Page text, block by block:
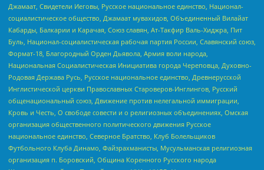
Джамаат, Свидетели Иеговы, Русское национальное единство, Национал-
социалистическое общество, Джамаат мувахидов, Объединенный Вилайат
Кабарды, Балкарии и Карачая, Союз славян, Ат-Такфир Валь-Хиджра, Пит
Буль, Национал-социалистическая рабочая партия России, Славянский союз,
Формат-18, Благородный Орден Дьявола, Армия воли народа,
Национальная Социалистическая Инициатива города Череповца, Духовно-
Родовая Держава Русь, Русское национальное единство, Древнерусской
Инглистической церкви Православных Староверов-Инглингов, Русский
общенациональный союз, Движение против нелегальной иммиграции,
Кровь и Честь, О свободе совести и о религиозных объединениях, Омская
организация общественного политического движения Русское
национальное единство, Северное Братство, Клуб Болельщиков
Футбольного Клуба Динамо, Файзрахманисты, Мусульманская религиозная
организация п. Боровский, Община Коренного Русского народа